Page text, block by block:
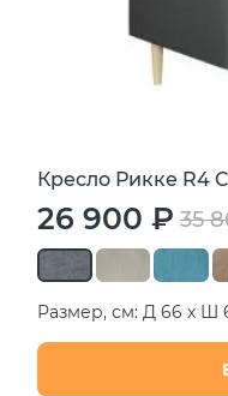
Кресло Рикке R4
26 900 ₽ 35
Размер, см: Д 66 х Ш